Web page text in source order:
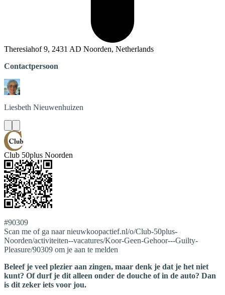
Theresiahof 9, 2431 AD Noorden, Netherlands
Contactpersoon
Liesbeth Nieuwenhuizen
Club 50plus Noorden
#90309
Scan me of ga naar nieuwkoopactief.nl/o/Club-50plus-
Noorden/activiteiten--vacatures/Koor-Geen-Gehoor---Guilty-
Pleasure/90309 om je aan te melden
Beleef je veel plezier aan zingen, maar denk je dat je het niet
kunt? Of durf je dit alleen onder de douche of in de auto? Dan
is dit zeker iets voor jou.